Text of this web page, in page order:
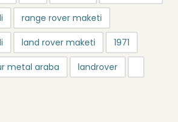
range rover maketi
land rover maketi 1971
metal araba landrover